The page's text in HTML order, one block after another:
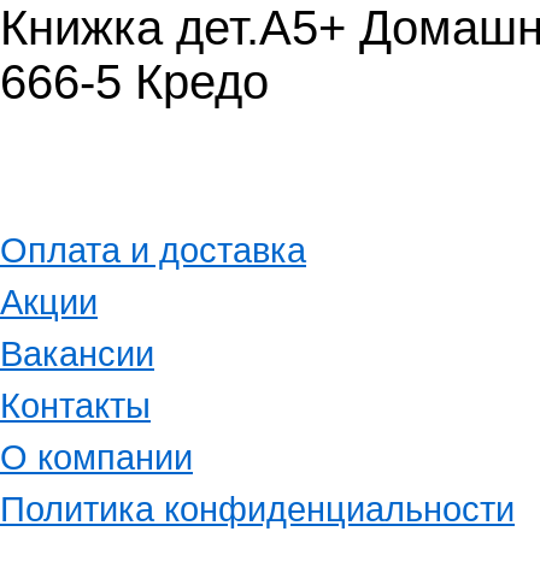
Книжка дет.А5+
666-5 Кредо
Оплата и доставка
Акции
Вакансии
Контакты
О компании
Политика конфиденциальности